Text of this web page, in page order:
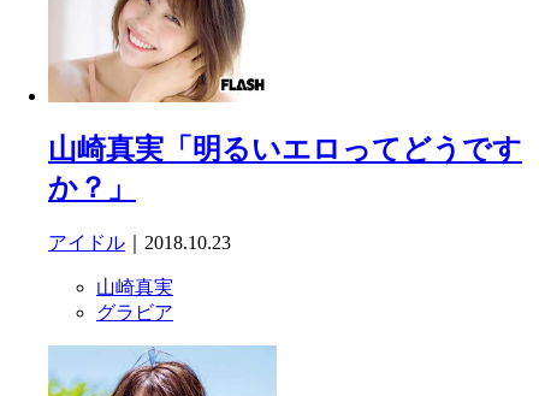
山崎真実「明るいエロってどうです
か？」
アイドル ｜2018.10.23
山崎真実
グラビア